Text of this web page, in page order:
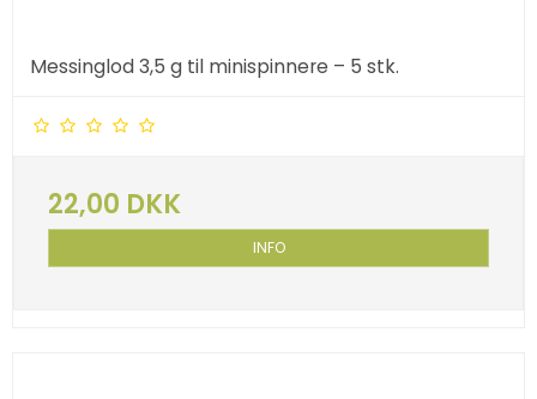
Messinglod 3,5 g til minispinnere – 5 stk.
22,00 DKK
INFO